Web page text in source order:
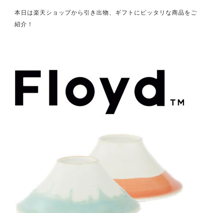
本日は楽天ショップから引き出物、ギフトにピッタリな商品をご
紹介！